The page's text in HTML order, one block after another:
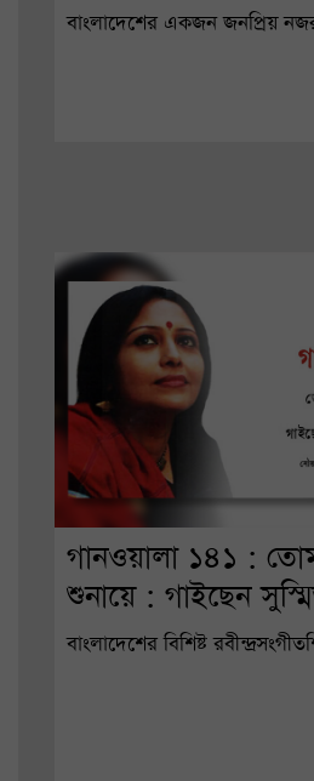
বাংলাদেশের একজন জনপ্রিয়
গানওয়ালা ১৪১ :
শুনায়ে : গাইছেন
বাংলাদেশের বিশিষ্ট